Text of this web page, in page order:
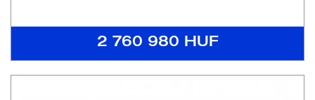
2 760 980 HUF